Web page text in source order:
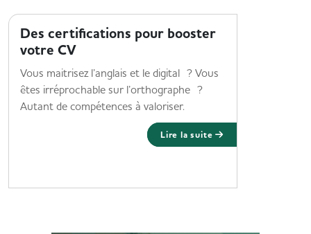
Des certifications pour booster
votre CV
Vous maitrisez l’anglais et le digital ? Vous
êtes irréprochable sur l’orthographe ?
Autant de compétences à valoriser.
Lire la suite